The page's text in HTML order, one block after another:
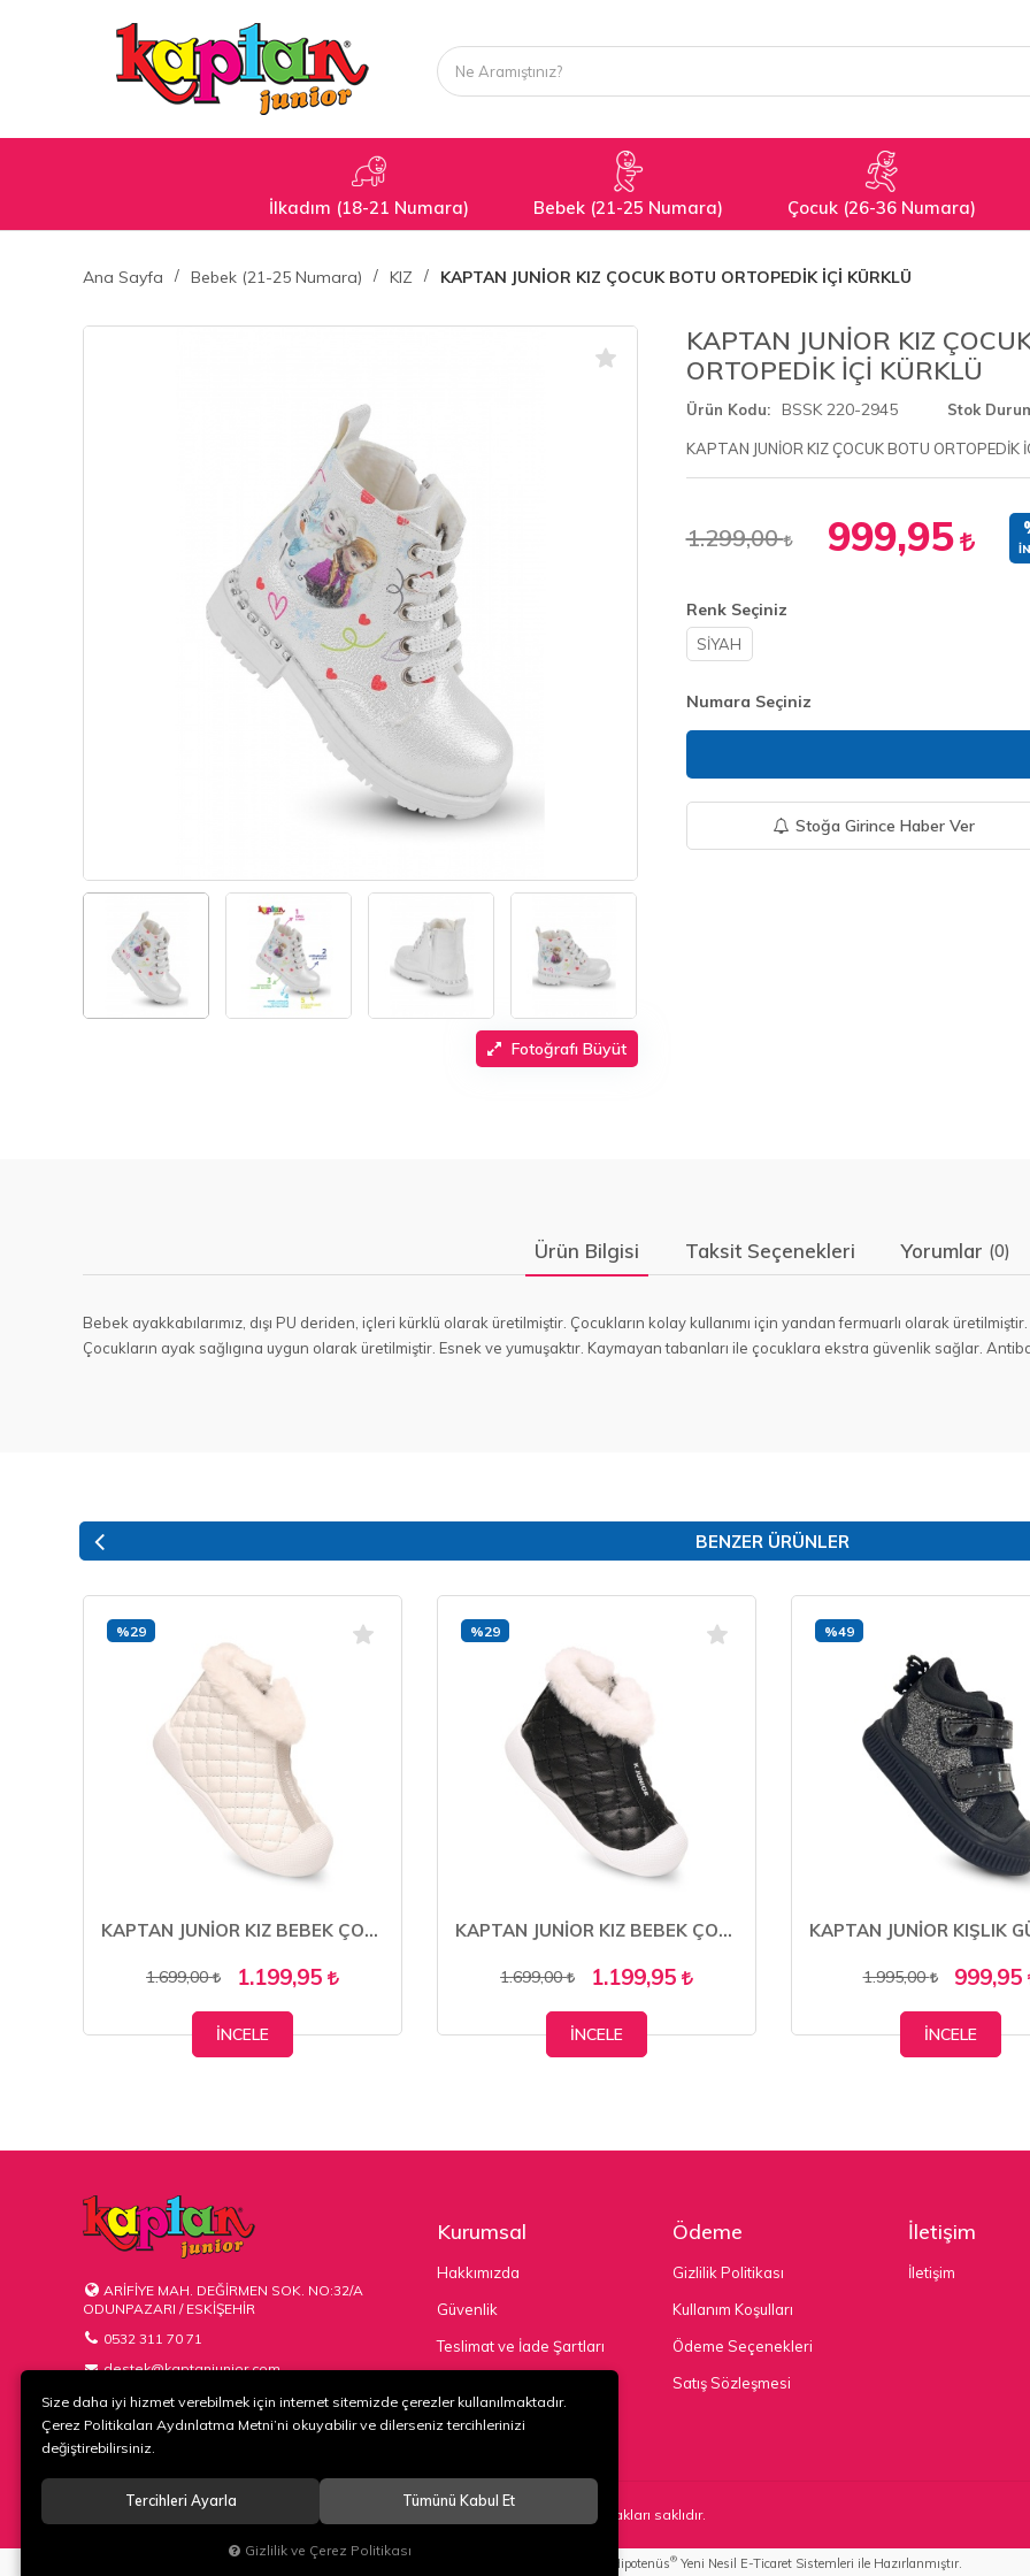
İlkadım (18-21 Numara) Bebek (21-25 Numara) Çocuk (26-36 Numara)
Ana Sayfa Bebek (21-25 Numara) KIZ KAPTAN JUNİOR KIZ ÇOCUK BOTU ORTOPEDİK İÇİ KÜRKLÜ
Fotoğrafı Büyüt
KAPTAN JUNİOR KIZ
ORTOPEDİK İÇİ KÜRKLÜ
Ürün Kodu BSSK 220-2945 Stok
KAPTAN JUNİOR KIZ ÇOCUK BOTU ORTOPEDİK
1.299,00 999,95
Renk Seçiniz
SİYAH
Numara Seçiniz
Stoğa Girince Haber Ver
Ürün Bilgisi Taksit Seçenekleri Yorumlar (0)
Bebek ayakkabılarımız, dışı PU deriden, içleri kürklü olarak üretilmiştir. Çocukların kolay kullanımı için yandan fermuarlı olarak
Çocukların ayak sağlıgına uygun olarak üretilmiştir. Esnek ve yumuşaktır. Kaymayan tabanları ile çocuklara ekstra güvenlik sağlar.
BENZER ÜRÜNLER
KAPTAN JUNİOR KIZ BEBEK ÇOCUK BOTU ORTOPEDİK KAYMAZ TABAN BMLK 650
1.699,00 1.199,95
%29
İNCELE
KAPTAN JUNİOR KIZ BEBEK ÇOCUK BOTU ORTOPEDİK KAYMAZ TABAN BMLK 650
1.699,00 1.199,95
%29
İNCELE
1.995,00 999,95
%49
İNCELE
ARİFİYE MAH. DEĞİRMEN SOK. NO:32/A
ODUNPAZARI / ESKİŞEHİR
0532 311 70 71
destek@kaptanjunior.com
Kurumsal
Hakkımızda
Güvenlik
Teslimat ve İade Şartları
Ödeme
Gizlilik Politikası
Kullanım Koşulları
Ödeme Seçenekleri
Satış Sözleşmesi
İletişim
İletişim
KAPTAN KUNDURA DERİ MAMÜLLERİ KONF. TİC. VE SAN. LTD. ŞTİ . Tüm hakları saklıdır.
Hipotenüs®Yeni Nesil E-Ticaret Sistemleri ile Hazırlanmıştır.
Size daha iyi hizmet verebilmek için internet sitemizde çerezler kullanılmaktadır.
Çerez Politikaları Aydınlatma Metni’ni okuyabilir ve dilerseniz tercihlerinizi
değiştirebilirsiniz.
Tercihleri Ayarla Tümünü Kabul Et
Gizlilik ve Çerez Politikası